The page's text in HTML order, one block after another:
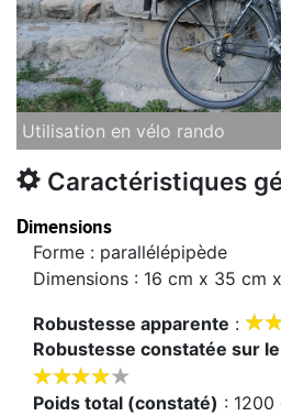
Utilisation en vélo rando
Caractéristiques
Dimensions
Forme : parallélépipède
Dimensions : 16 cm x 35 cm
Robustesse apparente : 

Robustesse constatée sur


Poids total (constaté) : 1200